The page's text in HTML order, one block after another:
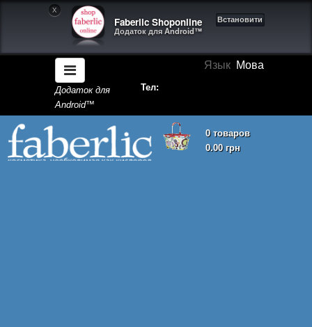
X
Faberlic Shoponline
Додаток для Android™
Встановити
Язык Мова
Додаток для
Android™
Тел:
0 товаров
0.00 грн
Кошик покупок порожній!